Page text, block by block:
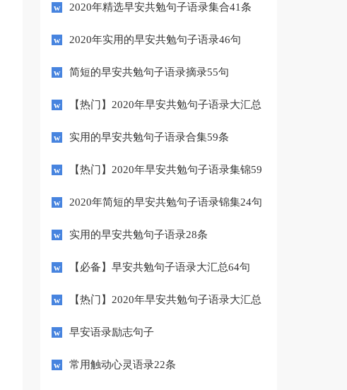
2020年精选早安共勉句子语录集合41条
2020年实用的早安共勉句子语录46句
简短的早安共勉句子语录摘录55句
【热门】2020年早安共勉句子语录大汇总
21句实用的早安共勉句子语录合集59条
【热门】2020年早安共勉句子语录集锦59
条 2020年简短的早安共勉句子语录锦集24句
实用的早安共勉句子语录28条
【必备】早安共勉句子语录大汇总64句
【热门】2020年早安共勉句子语录大汇总
52条早安语录励志句子
常用触动心灵语录22条